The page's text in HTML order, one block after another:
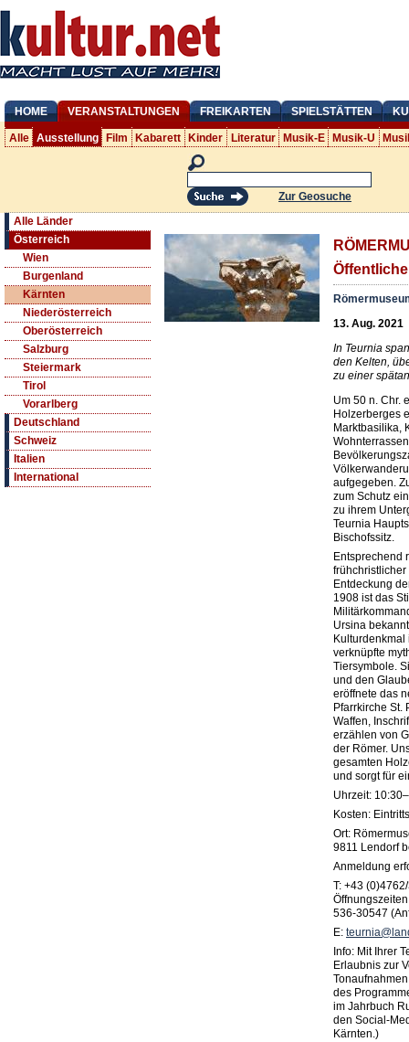
HOME VERANSTALTUNGEN FREIKARTEN SPIELSTÄTTEN
Alle Ausstellung Film Kabarett Kinder Literatur Musik-E Musik-U
Zur Geosuche
Alle Länder
Österreich
Wien
Burgenland
Kärnten
Niederösterreich
Oberösterreich
Salzburg
Steiermark
Tirol
Vorarlberg
Deutschland
Schweiz
Italien
International
13. Aug. 2021
In Teurnia
den Kelten,
zu einer
Um 50 n. Chr.
Holzerberges
Marktbasilika,
aufgegeben.
zum Schutz
zu ihrem
Teurnia
Bischofssitz.
Entsprechend
frühchristlicher
Entdeckung
1908 ist das
Ursina
verknüpfte
Tiersymbole.
und den
eröffnete das
Pfarrkirche St.
Waffen,
erzählen von
der Römer.
gesamten
und sorgt für
Uhrzeit:
Kosten:
Ort:
9811 Lendorf
Anmeldung
T: +43
536-30547
E:
Info: Mit Ihrer
Erlaubnis zur
des
im Jahrbuch
den Social-
Kärnten.)